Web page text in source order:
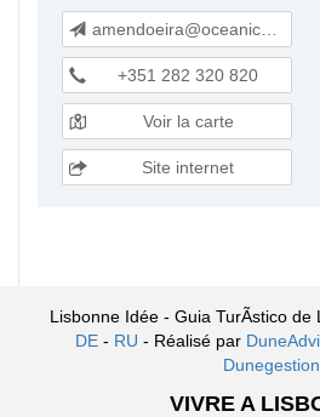
amendoeira@oceanicogroup.com
+351 282 320 820
Voir la carte
Site internet
Lisbonne Idée - Guia TurÃ­stico de
DE- RU - Réalisé par
Dunegestion
VIVRE A